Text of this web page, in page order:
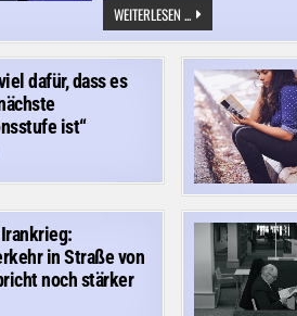
WEITERLESEN ... USA
UNTER
TRUMP:
TRUMP
DROHT
NACH
BERICHTEN
ÜBER
RAKETENMANGEL
MIT
LANGEN
HAFTSTRAFEN
dafür, dass es
ist“
in Straße von
noch stärker